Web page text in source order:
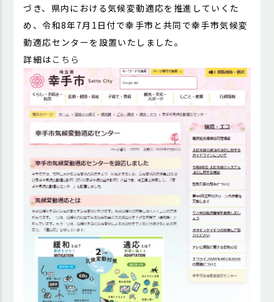
づき、県内における気候変動適応を推進していくた
め、令和8年7月1日付で幸手市と共同で幸手市気候変
動適応センターを設置いたしました。
詳細は こちら